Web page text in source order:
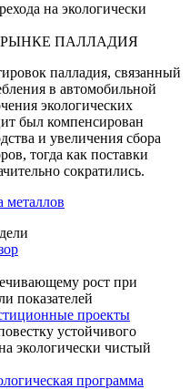
на экологически
ПАЛЛАДИЯ
палладия, связанный
в автомобильной
экологических
был компенсирован
и увеличения сбора
тогда как поставки
сократились.
металлов
рост при
показателей
проекты
устойчивого
экологически чистый
программа